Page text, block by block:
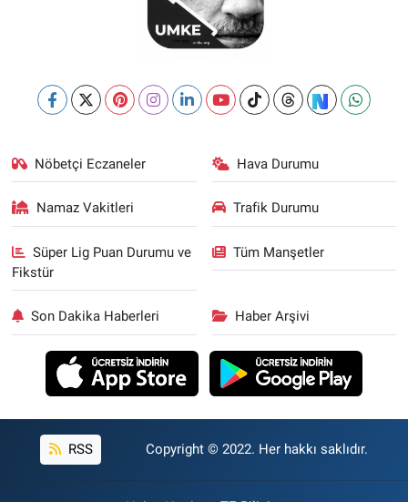
Nöbetçi Eczaneler Hava Durumu
Namaz Vakitleri Trafik Durumu
Süper Lig Puan Durumu ve
Fikstür
Tüm Manşetler
Son Dakika Haberleri Haber Arşivi
RSS Copyright © 2022. Her hakkı saklıdır.